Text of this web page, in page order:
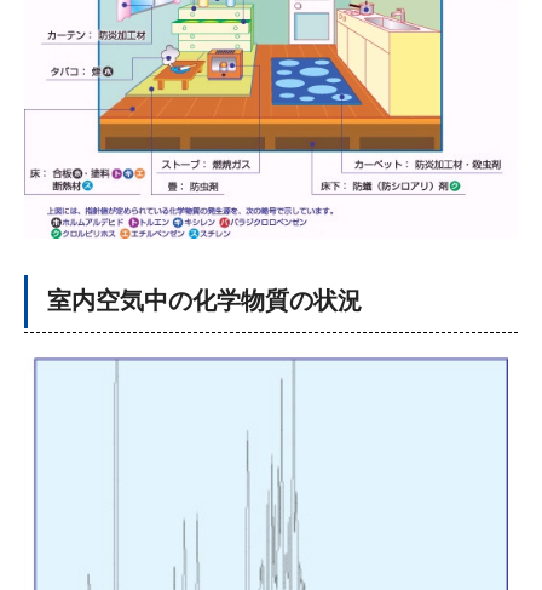
室内空気中の化学物質の状況